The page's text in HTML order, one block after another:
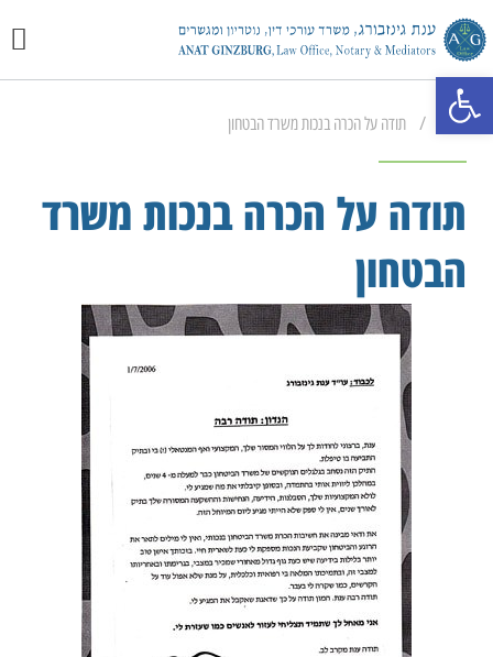
ראשי / תודה על הכרה בנכות משרד הבטחון
תודה על הכרה בנכות משרד
הבטחון
פתח סרגל נגישות